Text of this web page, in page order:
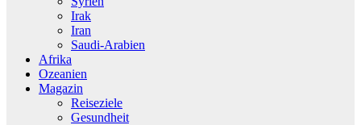
Irak
Iran
Saudi-Arabien
Afrika
Ozeanien
Magazin
Reiseziele
Gesundheit